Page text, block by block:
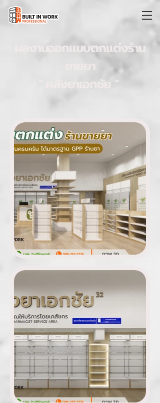
ผลงานออกแบบตกแต่งร้าน
ขายยา
" คลังยาเอกชัย "